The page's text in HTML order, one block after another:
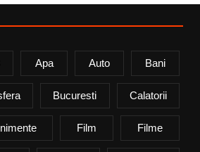
Apa Auto Bani
Bucuresti Calatorii
Film Filme